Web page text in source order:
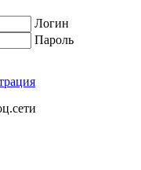
Логин
Пароль